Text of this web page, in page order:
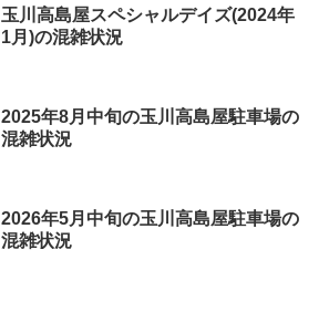
玉川高島屋スペシャルデイズ(2024年
1月)の混雑状況
2025年8月中旬の玉川高島屋駐車場の
混雑状況
2026年5月中旬の玉川高島屋駐車場の
混雑状況